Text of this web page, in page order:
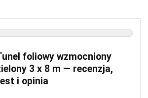
foliowy wzmocniony
3 x 8 m — recenzja,
i opinia